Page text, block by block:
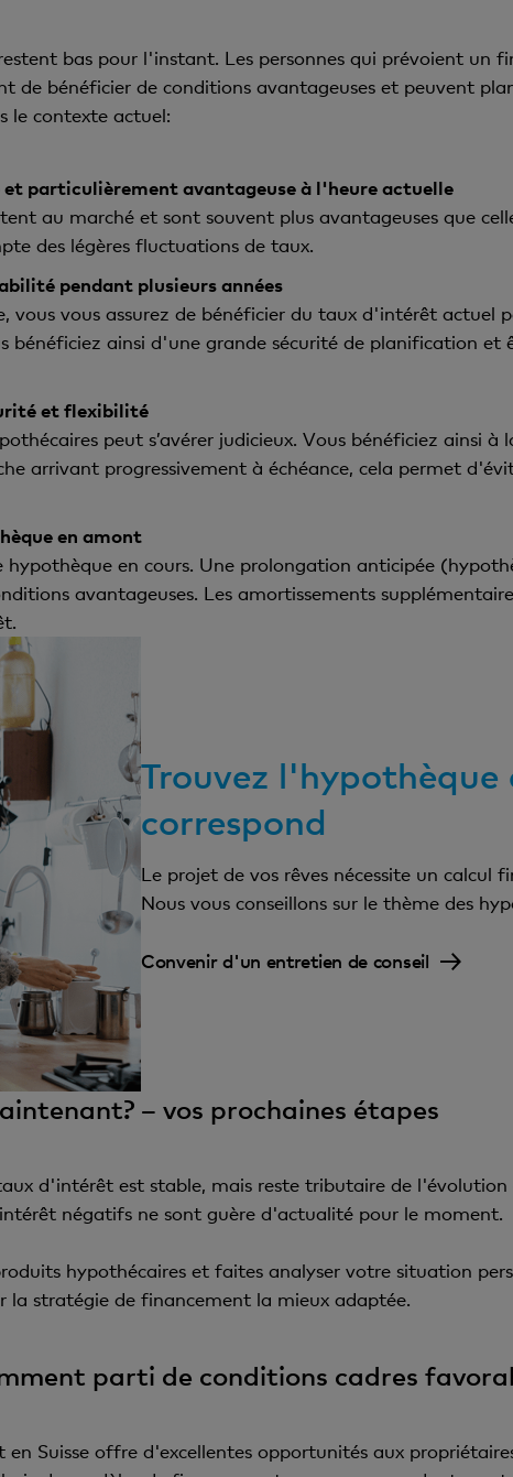
bas pour l'instant. Les personnes qui prévoient un
de bénéficier de conditions avantageuses et peuvent
le contexte actuel:
particulièrement avantageuse à l'heure actuelle
au marché et sont souvent plus avantageuses que
des légères fluctuations de taux.
pendant plusieurs années
vous vous assurez de bénéficier du taux d'intérêt actuel
bénéficiez ainsi d'une grande sécurité de planification et
et flexibilité
peut s’avérer judicieux. Vous bénéficiez ainsi
arrivant progressivement à échéance, cela permet
en amont
en cours. Une prolongation anticipée
avantageuses. Les amortissements
Trouvez l'hypothèque
correspond
Le projet de vos rêves nécessite un calcul
Nous vous conseillons sur le thème des
Convenir d'un entretien de conseil
– vos prochaines étapes
d'intérêt est stable, mais reste tributaire de
négatifs ne sont guère d'actualité pour le moment.
hypothécaires et faites analyser votre situation
stratégie de financement la mieux adaptée.
parti de conditions cadres
Suisse offre d'excellentes opportunités aux